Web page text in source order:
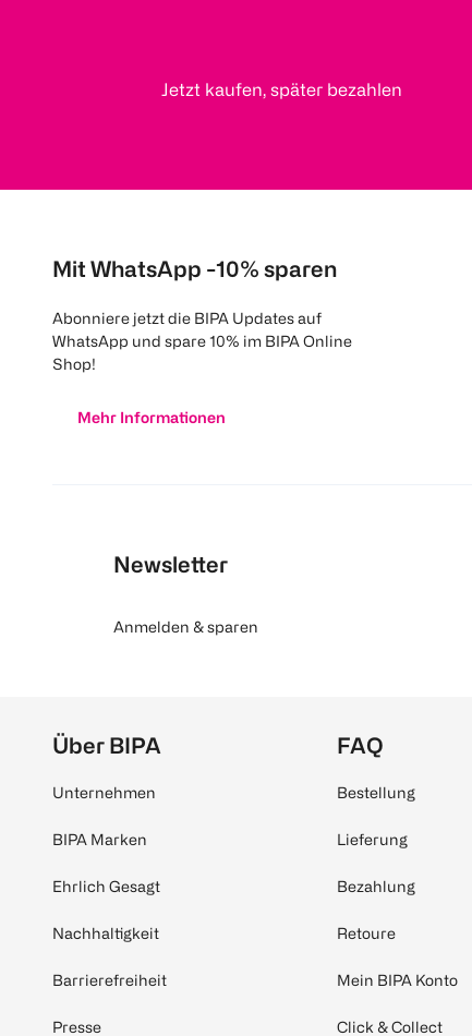
Jetzt kaufen, später bezahlen
Mit WhatsApp -10% sparen
Abonniere jetzt die BIPA Updates auf
WhatsApp und spare 10% im BIPA Online
Shop!
Mehr Informationen
Newsletter
Anmelden & sparen
Über BIPA
Unternehmen
BIPA Marken
Ehrlich Gesagt
Nachhaltigkeit
Barrierefreiheit
Presse
FAQ
Bestellung
Lieferung
Bezahlung
Retoure
Mein BIPA Konto
Click & Collect